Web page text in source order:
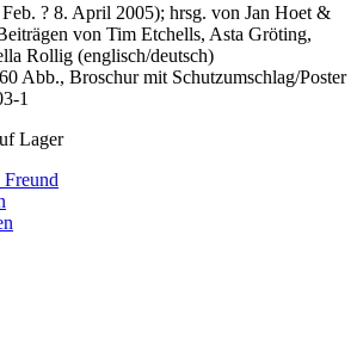
? 8. April 2005); hrsg. von Jan Hoet &
von Tim Etchells, Asta Gröting,
Rollig (englisch/deutsch)
Abb., Broschur mit Schutzumschlag/Poster
1
Lager